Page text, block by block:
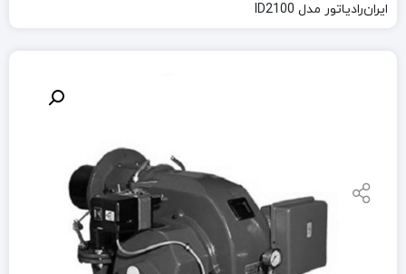
ایران‌رادیاتور مدل ID2100